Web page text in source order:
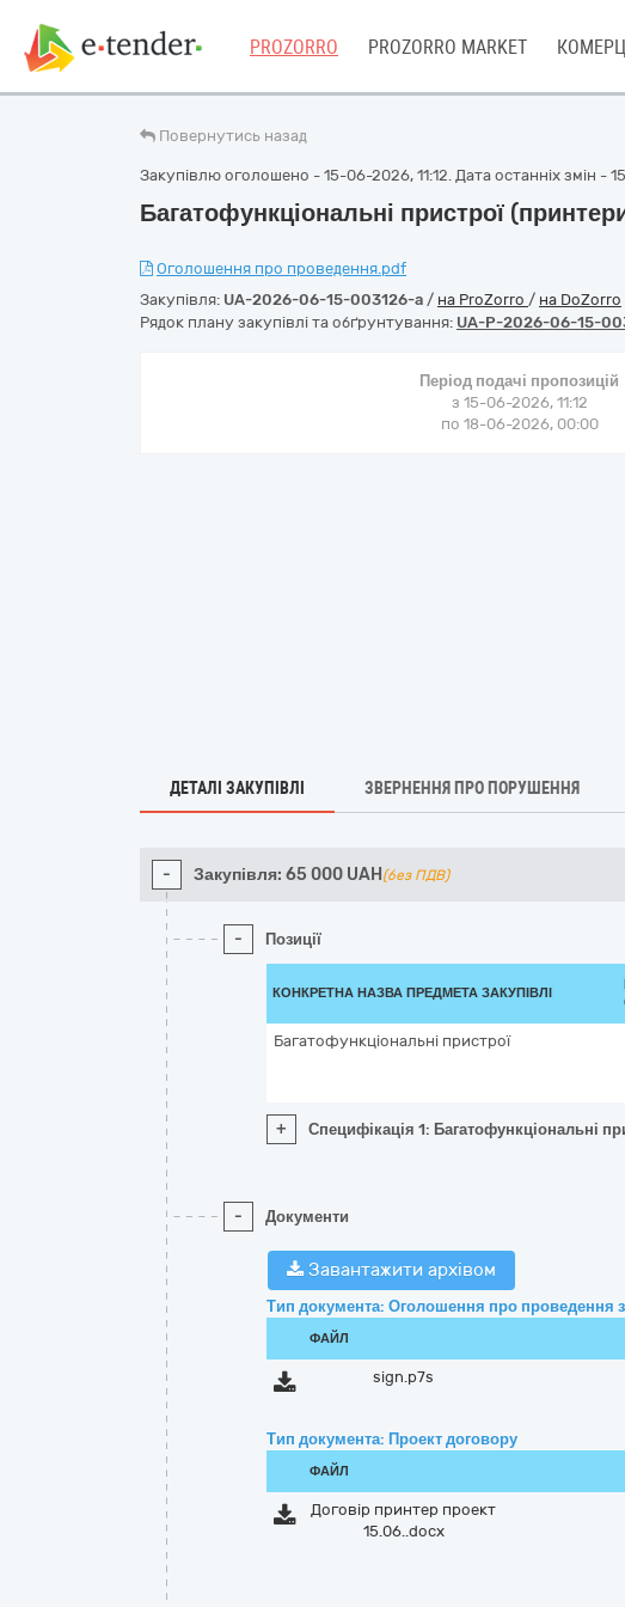
PROZORRO PROZORRO MARKET
Повернутись назад
Закупівлю оголошено - 15-06-2026, 11:12. Дата останніх змін -
Багатофункціональні пристрої
Оголошення про проведення.pdf
Закупівля: UA-2026-06-15-003126-a / на ProZorro / на DoZorro
Рядок плану закупівлі та обґрунтування: UA-P-2026-06-15-
Період подачі пропозицій
з 15-06-2026, 11:12
по 18-06-2026, 00:00
ДЕТАЛІ ЗАКУПІВЛІ ЗВЕРНЕННЯ ПРО ПОРУШЕННЯ
- Закупівля: 65 000 UAH (без ПДВ)
- Позиції
КОНКРЕТНА НАЗВА ПРЕДМЕТА ЗАКУПІВЛІ
Багатофункціональні пристрої
+ Специфікація 1: Багатофункціональні
- Документи
Завантажити архівом
Тип документа: Оголошення про проведення
ФАЙЛ
sign.p7s
Тип документа: Проект договору
ФАЙЛ
Договір принтер проект
15.06..docx